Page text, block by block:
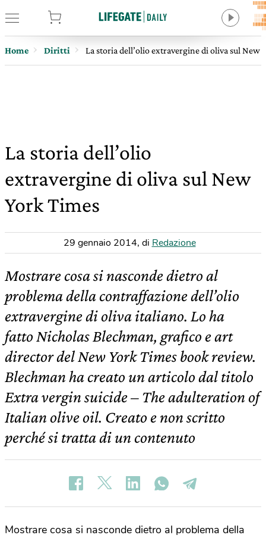
Home Diritti La storia dell’olio extravergine di oliva sul New
La storia dell’olio
extravergine di oliva sul New
York Times
29 gennaio 2014, di Redazione
Mostrare cosa si nasconde dietro al
problema della contraffazione dell’olio
extravergine di oliva italiano. Lo ha
fatto Nicholas Blechman, grafico e art
director del New York Times book review.
Blechman ha creato un articolo dal titolo
Extra vergin suicide – The adulteration of
Italian olive oil. Creato e non scritto
perché si tratta di un contenuto
Mostrare cosa si nasconde dietro al problema della